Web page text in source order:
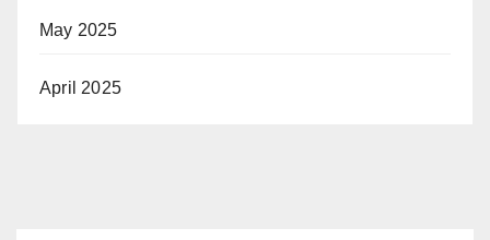
May 2025
April 2025